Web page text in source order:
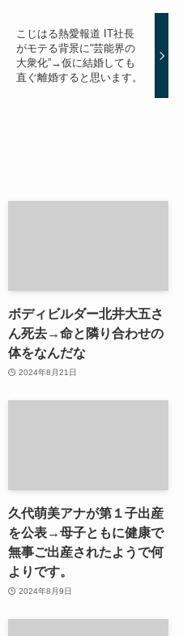
こじはる熱愛報道 IT社長
がモテる背景に“芸能界の
大衆化”→仮に結婚しても
直ぐ離婚すると思います。
ボディビルダー北井大五さ
ん死去→命と隣り合わせの
体をなんだな
2024年8月21日
久代萌美アナが第１子出産
を公表→母子ともに健康で
無事ご出産されたようで何
よりです。
2024年8月9日